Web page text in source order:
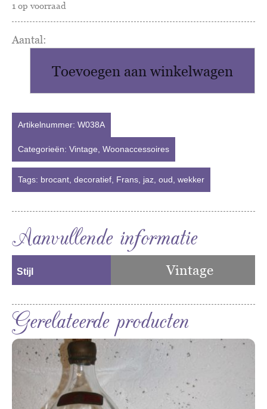
1 op voorraad
wekker
Toevoegen aan winkelwagen
Artikelnummer: W038A
Categorieën: Vintage Woonaccessoires
Tags: brocant decoratief Frans jaz oud wekker
Aanvullende informatie
Stijl Vintage
Gerelateerde producten